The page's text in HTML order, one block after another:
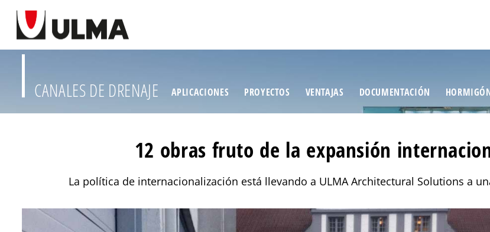
CANALES DE DRENAJE APLICACIONES PROYECTOS VENTAJAS DOCUMENTACIÓN
12 obras fruto de la expansión
La política de internacionalización está llevando a ULMA Architectural Solutions a